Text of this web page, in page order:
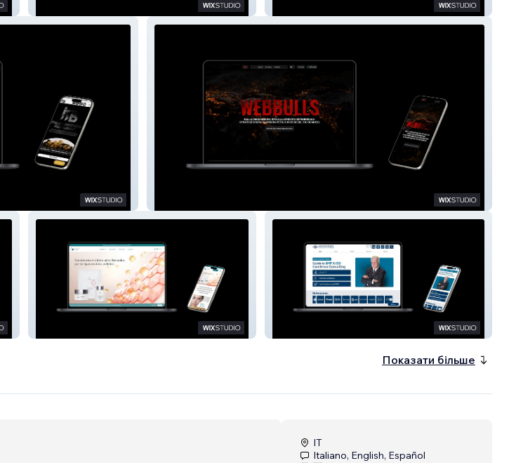
Показати більше
IT
Italiano, English, Español